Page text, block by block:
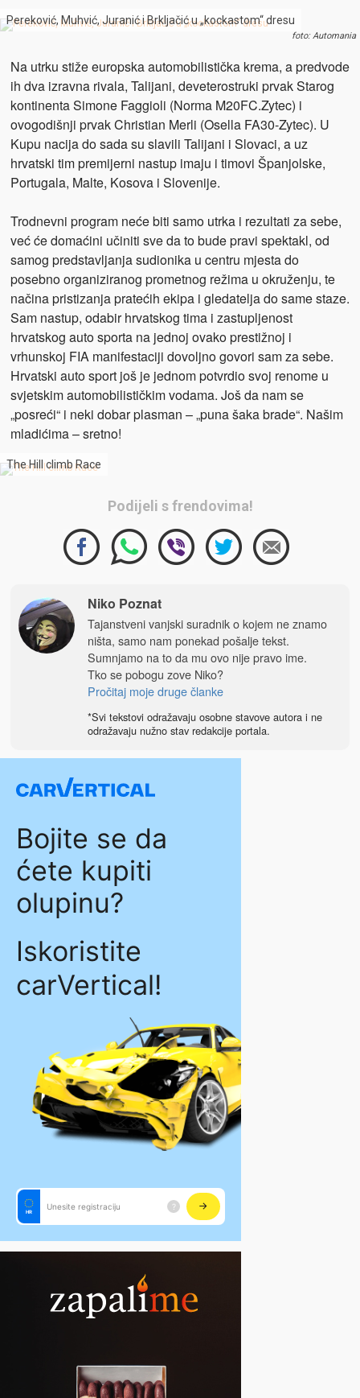
Pereković, Muhvić, Juranić i Brkljačić u „kockastom“ dresu
foto: Automania
Na utrku stiže europska automobilistička krema, a predvode
ih dva izravna rivala, Talijani, deveterostruki prvak Starog
kontinenta Simone Faggioli (Norma M20FC.Zytec) i
ovogodišnji prvak Christian Merli (Osella FA30-Zytec). U
Kupu nacija do sada su slavili Talijani i Slovaci, a uz
hrvatski tim premijerni nastup imaju i timovi Španjolske,
Portugala, Malte, Kosova i Slovenije.
Trodnevni program neće biti samo utrka i rezultati za sebe,
već će domaćini učiniti sve da to bude pravi spektakl, od
samog predstavljanja sudionika u centru mjesta do
posebno organiziranog prometnog režima u okruženju, te
načina pristizanja pratećih ekipa i gledatelja do same staze.
Sam nastup, odabir hrvatskog tima i zastupljenost
hrvatskog auto sporta na jednoj ovako prestižnoj i
vrhunskoj FIA manifestaciji dovoljno govori sam za sebe.
Hrvatski auto sport još je jednom potvrdio svoj renome u
svjetskim automobilističkim vodama. Još da nam se
„posreći“ i neki dobar plasman – „puna šaka brade“. Našim
mladićima – sretno!
The Hill climb Race
Podijeli s frendovima!
Niko Poznat
Tajanstveni vanjski suradnik o kojem ne znamo
ništa, samo nam ponekad pošalje tekst.
Sumnjamo na to da mu ovo nije pravo ime.
Tko se pobogu zove Niko?
Pročitaj moje druge članke
*Svi tekstovi odražavaju osobne stavove autora i ne
odražavaju nužno stav redakcije portala.